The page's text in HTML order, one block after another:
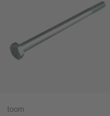
toom